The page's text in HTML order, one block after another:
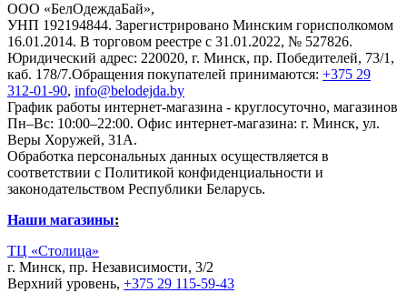
ООО «БелОдеждаБай»,
УНП 192194844. Зарегистрировано Минским горисполкомом
16.01.2014. В торговом реестре с 31.01.2022, № 527826.
Юридический адрес: 220020, г. Минск, пр. Победителей, 73/1,
каб. 178/7.Обращения покупателей принимаются: +375 29
312-01-90, info@belodejda.by
График работы интернет-магазина - круглосуточно, магазинов
Пн–Вс: 10:00–22:00. Офис интернет-магазина: г. Минск, ул.
Веры Хоружей, 31А.
Обработка персональных данных осуществляется в
соответствии с Политикой конфиденциальности и
законодательством Республики Беларусь.
Наши магазины:
ТЦ «Столица»
г. Минск, пр. Независимости, 3/2
Верхний уровень, +375 29 115-59-43